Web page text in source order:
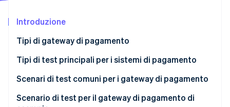
Radar
Atlas
Costituzione di start-up
Rimozione del carbonio
Identity
Partner
Stripe App Marketplace
Introduzione
Tipi di gateway di pagamento
Tipi di test principali per i sistemi di pagamento
Scenari di test comuni per i gateway di pagamento
Flussi per elaborare le transazioni
Scenario di test per il gateway di pagamento di